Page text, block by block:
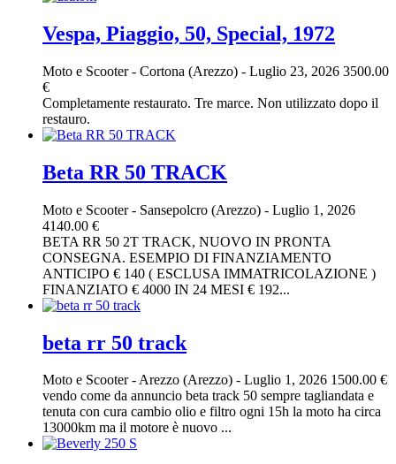
Vespa, Piaggio, 50, Special, 1972
Moto e Scooter- Cortona (Arezzo) - Luglio 23, 2026 3500.00
€
Completamente restaurato. Tre marce. Non utilizzato dopo il
restauro.
Beta RR 50 TRACK
Moto e Scooter- Sansepolcro (Arezzo) - Luglio 1, 2026
4140.00 €
BETA RR 50 2T TRACK, NUOVO IN PRONTA
CONSEGNA. ESEMPIO DI FINANZIAMENTO
ANTICIPO € 140 ( ESCLUSA IMMATRICOLAZIONE )
FINANZIATO € 4000 IN 24 MESI € 192...
beta rr 50 track
Moto e Scooter-Arezzo (Arezzo) - Luglio 1, 2026 1500.00 €
vendo come da annuncio beta track 50 sempre tagliandata e
tenuta con cura cambio olio e filtro ogni 15h la moto ha circa
13000km ma il motore è nuovo ...